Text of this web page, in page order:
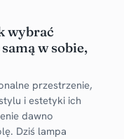
wybrać
w sobie,
przestrzenie,
i estetyki ich
dawno
Dziś lampa